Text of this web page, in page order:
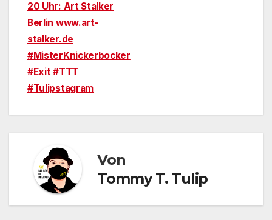
20 Uhr: Art Stalker
Berlin www.art-
stalker.de
#MisterKnickerbocker
#Exit #TTT
#Tulipstagram
Von
Tommy T. Tulip